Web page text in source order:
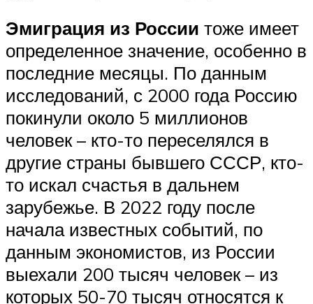
Эмиграция из России тоже имеет
определенное значение, особенно в
последние месяцы. По данным
исследований, с 2000 года Россию
покинули около 5 миллионов
человек – кто-то переселялся в
другие страны бывшего СССР, кто-
то искал счастья в дальнем
зарубежье. В 2022 году после
начала известных событий, по
данным экономистов, из России
выехали 200 тысяч человек – из
которых 50-70 тысяч относятся к